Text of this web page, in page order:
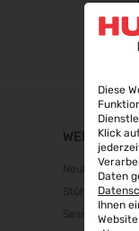
WEBSHOP
Neuheiten
Stühle
Sessel/Sofas
Diese
Klick
Daten
Ihnen